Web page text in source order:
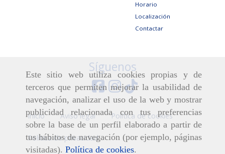
Este sitio web utiliza cookies propias y de
terceros que permiten mejorar la usabilidad de
navegación, analizar el uso de la web y mostrar
publicidad relacionada con tus preferencias
sobre la base de un perfil elaborado a partir de
tus hábitos de navegación (por ejemplo, páginas
visitadas). Política de cookies.
Horario
Localización
Contactar
Síguenos
Inicio Aviso legal Política de cookies
Política de privacidad